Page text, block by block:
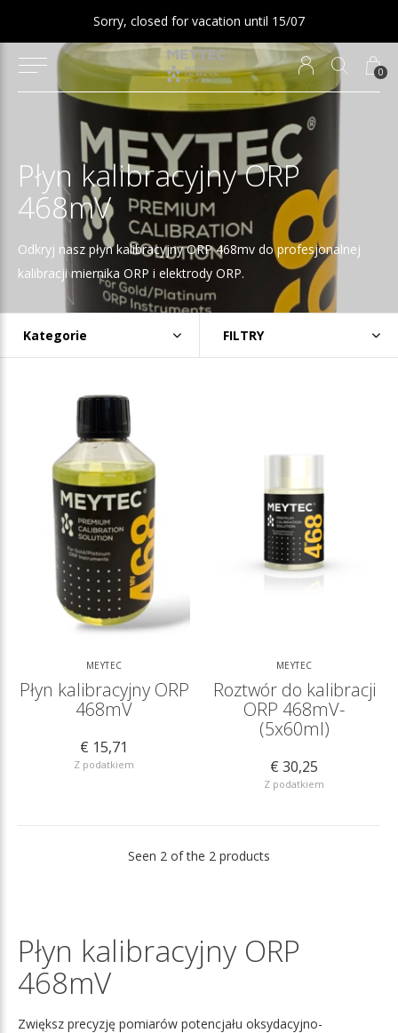
0
Sorry, closed for vacation until 15/07
Płyn kalibracyjny ORP
468mV
Odkryj nasz płyn kalibracyjny ORP 468mv do profesjonalnej
kalibracji miernika ORP i elektrody ORP.
Kategorie FILTRY
MEYTEC
Płyn kalibracyjny ORP
468mV
€ 15,71
Z podatkiem
MEYTEC
Roztwór do kalibracji
ORP 468mV-
(5x60ml)
€ 30,25
Z podatkiem
Seen 2 of the 2 products
Płyn kalibracyjny ORP
468mV
Zwiększ precyzję pomiarów potencjału oksydacyjno-